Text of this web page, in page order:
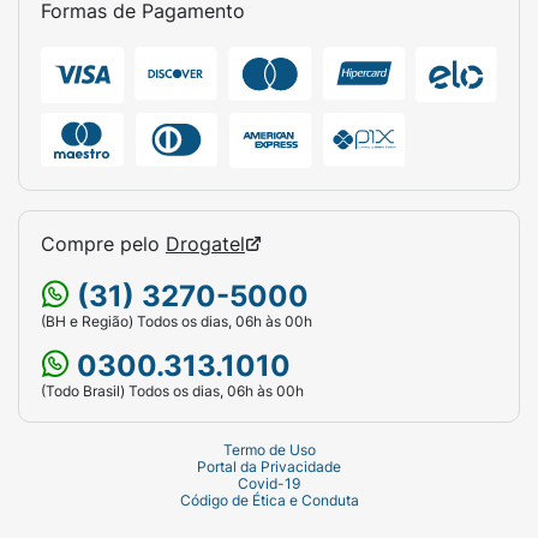
agir por alguns instantes para que o pó
massageie o couro cabeludo com as pontas
vigorosamente para remover o excesso de
produto e distribuir o frescor por toda a raiz.
Ficha Técnica:
Marca:Ricca.
Produto:Shampoo a Seco.
Linha: Pós-Treino.
Indicação:Todos os tipos de cabelo
(especialmente indicados para o pós-
atividade física).
Diferenciais:Absorve oleosidade 2x mais,
Formas de Pagamento
Compre pelo Drogatel
(31) 3270-5000
(BH e Região) Todos os dias, 06h às 00h
0300.313.1010
(Todo Brasil) Todos os dias, 06h às 00h
Termo de Uso
Portal da Privacidade
Covid-19
Código de Ética e Conduta